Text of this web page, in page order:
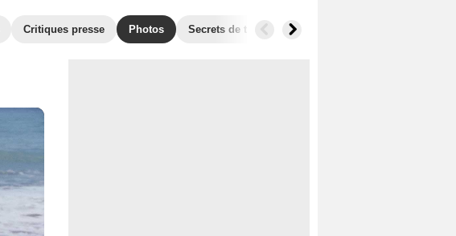
Critiques presse Photos Secrets de tournage